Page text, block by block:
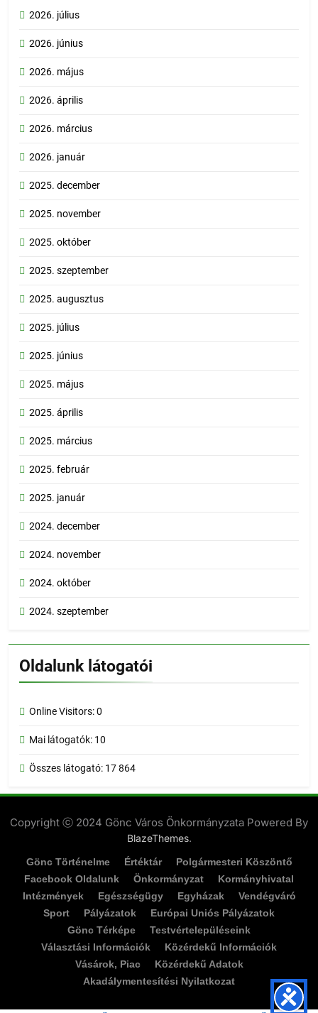
2026. július
2026. június
2026. május
2026. április
2026. március
2026. január
2025. december
2025. november
2025. október
2025. szeptember
2025. augusztus
2025. július
2025. június
2025. május
2025. április
2025. március
2025. február
2025. január
2024. december
2024. november
2024. október
2024. szeptember
Oldalunk látogatói
Online Visitors:0
Mai látogatók: 10
Összes látogató: 17 864
Copyright ⓒ 2024 Gönc Város Önkormányzata Powered By
BlazeThemes.
Gönc Történelme Értéktár
Polgármesteri Köszöntő
Facebook Oldalunk
Önkormányzat
Kormányhivatal
Intézmények
Egészségügy Egyházak
Vendégváró
Sport
Pályázatok
Európai Uniós Pályázatok
Gönc Térképe
Testvértelepüléseink
Választási Információk
Közérdekű Információk
Vásárok, Piac
Közérdekű Adatok
Akadálymentesítési Nyilatkozat